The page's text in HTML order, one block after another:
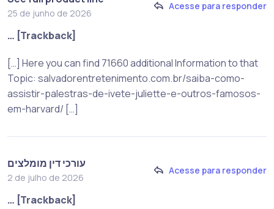
25 de junho de 2026
Acesse para responder
… [Trackback]
[…] Here you can find 71660 additional Information to that
Topic: salvadorentretenimento.com.br/saiba-como-
assistir-palestras-de-ivete-juliette-e-outros-famosos-
em-harvard/ […]
עורכי דין מומלצים
2 de julho de 2026
Acesse para responder
… [Trackback]